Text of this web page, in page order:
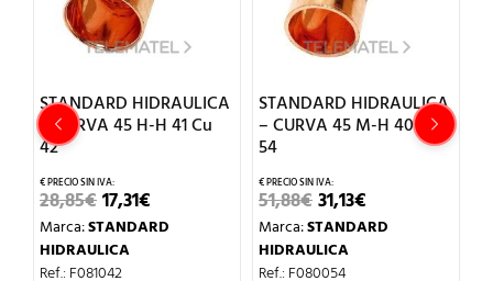
STANDARD HIDRAULICA
– CURVA 45 H-H 41 Cu
42
28,85€EL
PRECIO
ORIGINAL
ERA:
28,85€.
17,31€PRECIO
ACTUAL
Marca:STANDARD
HIDRAULICA
Ref.: F081042
STANDARD HIDRAULICA
– CURVA 45 M-H 40 Cu
54
51,88€EL
PRECIO
ORIGINAL
ERA:
51,88€.
31,13€PRECIO
ACTUAL
Marca:STANDARD
HIDRAULICA
Ref.: F080054